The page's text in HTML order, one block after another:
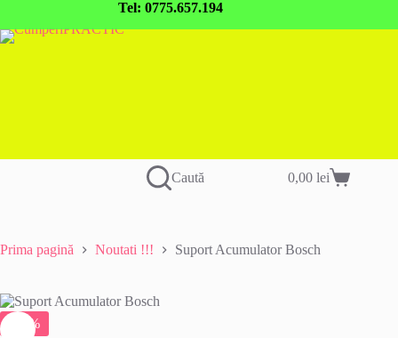
conținut
Tel: 0775.657.194
Caută
Coș
0,00lei
Prima pagină Noutati !!! Suport Acumulator Bosch
-33%